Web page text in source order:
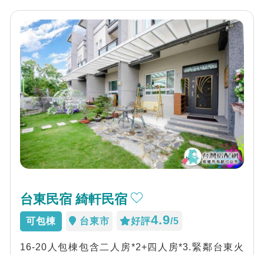
台東民宿 綺軒民宿
可包棟 台東市 好評4.9/5
16-20人包棟包含二人房*2+四人房*3.緊鄰台東火